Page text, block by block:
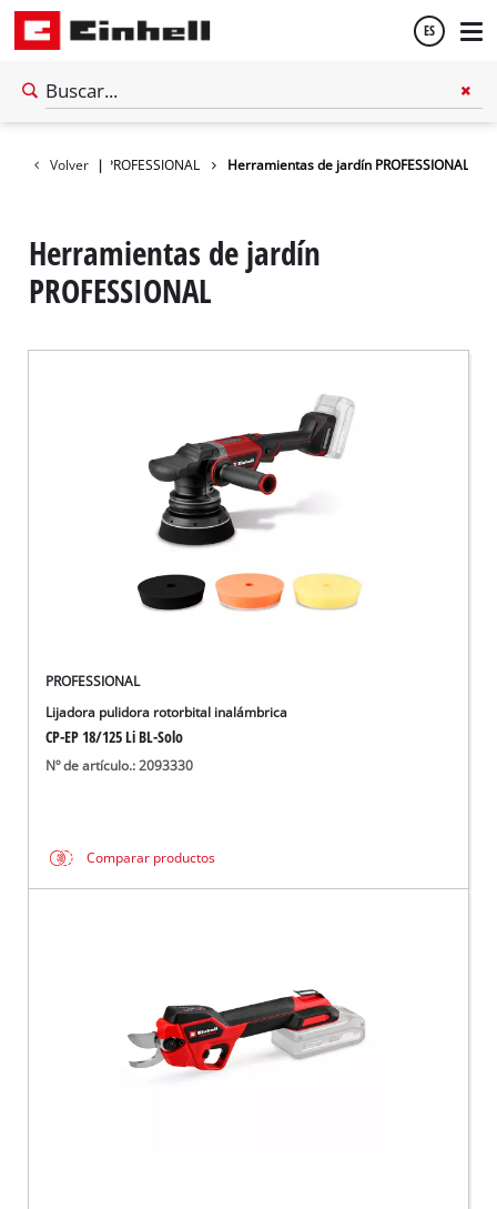
ES
Volver |
Einhell PROFESSIONAL Herramientas de jardín PROFESSIONAL
Herramientas de jardín
PROFESSIONAL
PROFESSIONAL
Lijadora pulidora rotorbital inalámbrica
CP-EP 18/125 Li BL-Solo
Nº de artículo.: 2093330
Comparar productos